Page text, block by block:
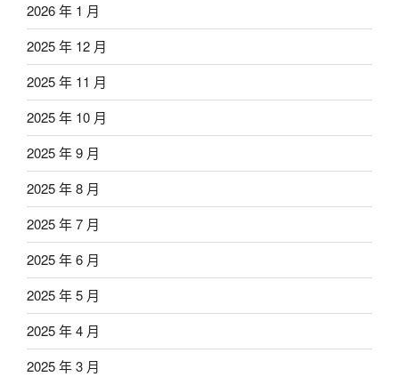
2026 年 1 月
2025 年 12 月
2025 年 11 月
2025 年 10 月
2025 年 9 月
2025 年 8 月
2025 年 7 月
2025 年 6 月
2025 年 5 月
2025 年 4 月
2025 年 3 月